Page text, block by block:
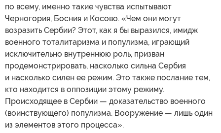
по всему, именно такие чувства испытывают
Черногория, Босния и Косово. «Чем они могут
возразить Сербии? Этот, как я бы выразился, имидж
военного тоталитаризма и популизма, играющий
исключительно внутреннюю роль, призван
продемонстрировать, насколько сильна Сербия
и насколько силен ее режим. Это также послание тем,
кто находится в оппозиции этому режиму.
Происходящее в Сербии — доказательство военного
(воинствующего) популизма. Вооружение — лишь один
из элементов этого процесса».